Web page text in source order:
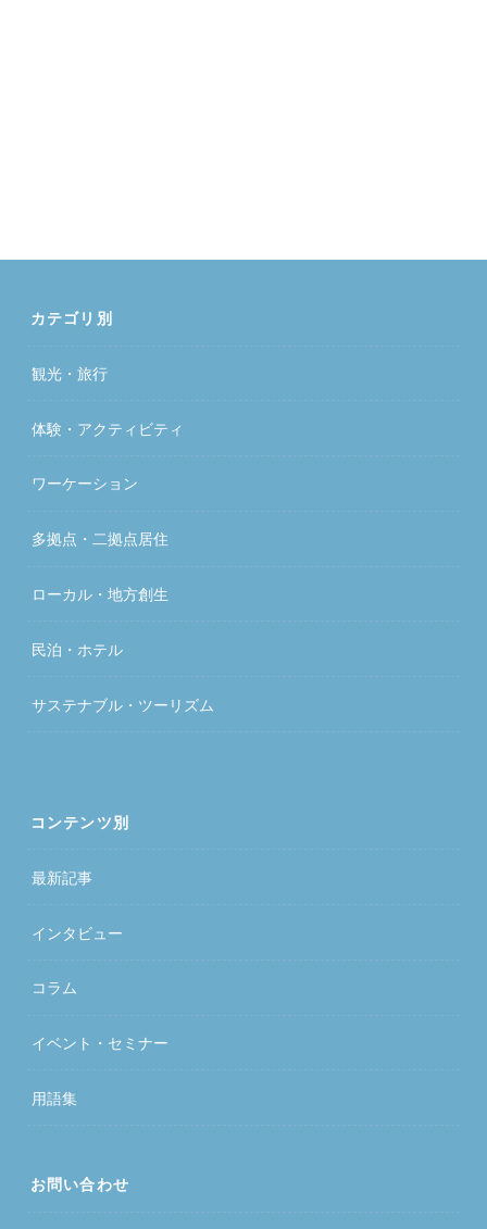
カテゴリ別
観光・旅行
体験・アクティビティ
ワーケーション
多拠点・二拠点居住
ローカル・地方創生
民泊・ホテル
サステナブル・ツーリズム
コンテンツ別
最新記事
インタビュー
コラム
イベント・セミナー
用語集
お問い合わせ